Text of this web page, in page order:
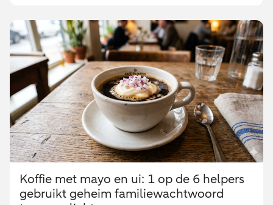
Koffie met mayo en ui: 1 op de 6 helpers
gebruikt geheim familiewachtwoord